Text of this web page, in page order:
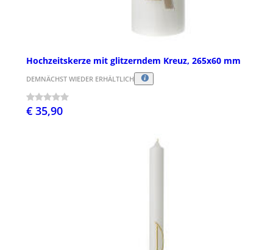
Hochzeitskerze mit glitzerndem Kreuz, 265x60 mm
DEMNÄCHST WIEDER ERHÄLTLICH
€ 35,90